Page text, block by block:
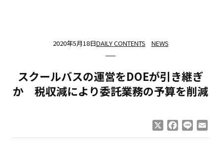
2020年5月18日DAILY CONTENTS NEWS
スクールバスの運営をDOEが引き継ぎ
か 税収減により委託業務の予算を削減
Facebook
Line